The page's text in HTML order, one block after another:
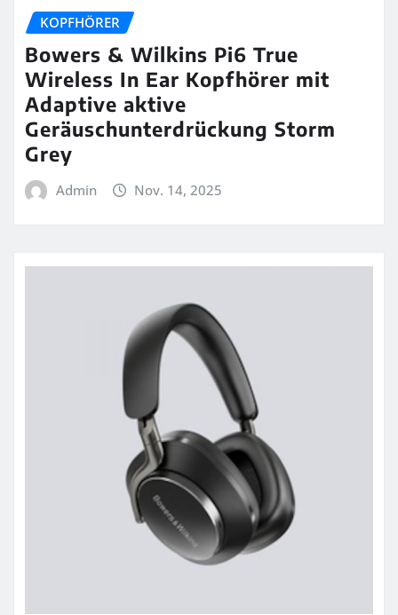
KOPFHÖRER
Bowers & Wilkins Pi6 True
Wireless In Ear Kopfhörer mit
Adaptive aktive
Geräuschunterdrückung Storm
Grey
Admin Nov. 14, 2025